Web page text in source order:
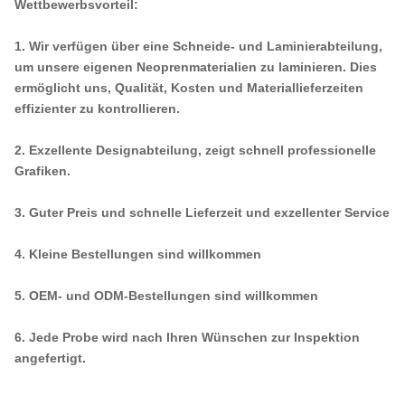
Wettbewerbsvorteil:
1. Wir verfügen über eine Schneide- und Laminierabteilung,
um unsere eigenen Neoprenmaterialien zu laminieren. Dies
ermöglicht uns, Qualität, Kosten und Materiallieferzeiten
effizienter zu kontrollieren.
2. Exzellente Designabteilung, zeigt schnell professionelle
Grafiken.
3. Guter Preis und schnelle Lieferzeit und exzellenter Service
4. Kleine Bestellungen sind willkommen
5. OEM- und ODM-Bestellungen sind willkommen
6. Jede Probe wird nach Ihren Wünschen zur Inspektion
angefertigt.